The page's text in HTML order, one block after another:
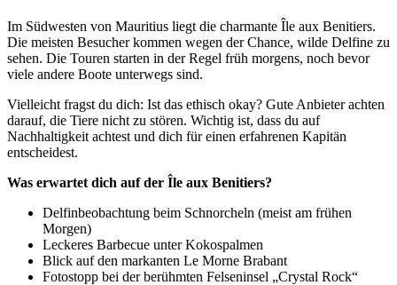
Im Südwesten von Mauritius liegt die charmante Île aux Benitiers.
Die meisten Besucher kommen wegen der Chance, wilde Delfine zu
sehen. Die Touren starten in der Regel früh morgens, noch bevor
viele andere Boote unterwegs sind.
Vielleicht fragst du dich: Ist das ethisch okay? Gute Anbieter achten
darauf, die Tiere nicht zu stören. Wichtig ist, dass du auf
Nachhaltigkeit achtest und dich für einen erfahrenen Kapitän
entscheidest.
Was erwartet dich auf der Île aux Benitiers?
Delfinbeobachtung beim Schnorcheln (meist am frühen
Morgen)
Leckeres Barbecue unter Kokospalmen
Blick auf den markanten Le Morne Brabant
Fotostopp bei der berühmten Felseninsel „Crystal Rock“